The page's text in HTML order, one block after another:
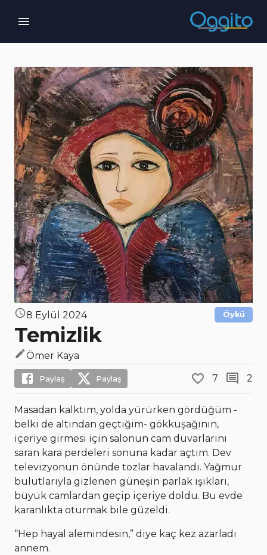
8 Eylül 2024 Öykü
Temizlik
Ömer Kaya
Paylaş Paylaş 7 2
Masadan kalktım, yolda yürürken gördüğüm -
belki de altından geçtiğim- gökkuşağının,
içeriye girmesi için salonun cam duvarlarını
saran kara perdeleri sonuna kadar açtım. Dev
televizyonun önünde tozlar havalandı. Yağmur
bulutlarıyla gizlenen güneşin parlak ışıkları,
büyük camlardan geçip içeriye doldu. Bu evde
karanlıkta oturmak bile güzeldi.
“Hep hayal alemindesin,” diye kaç kez azarladı
annem.